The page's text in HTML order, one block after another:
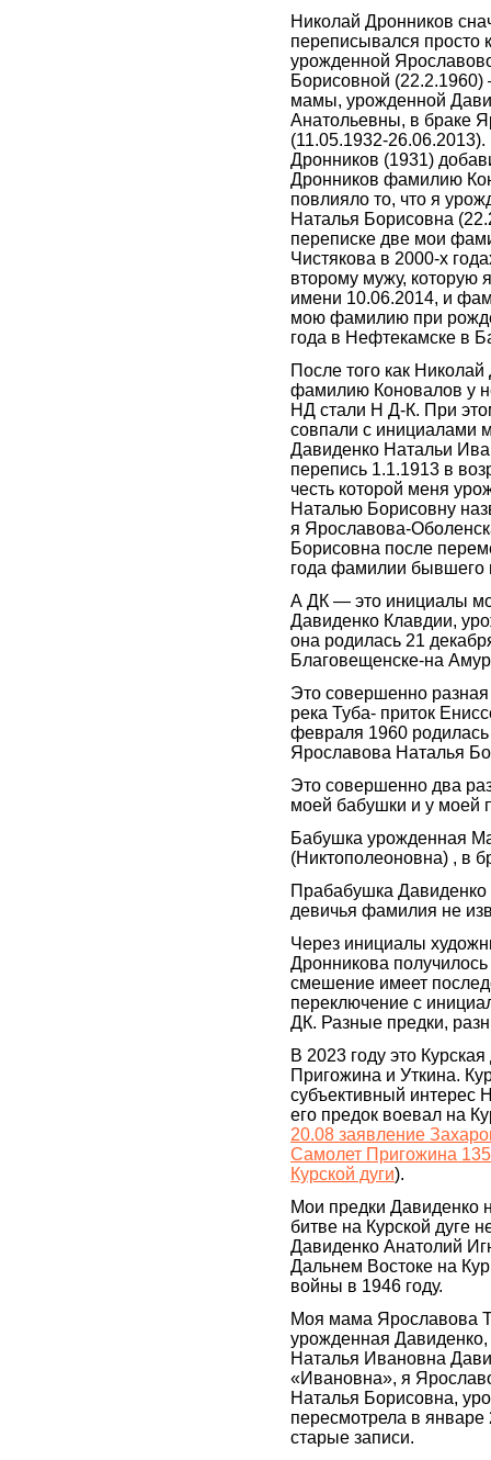
Николай Дронников
переписывался просто
урожденной
Борисовной
мамы, урожденной
Анатольевны, в браке
(11.05.1932-
Дронников (1931)
Дронников фамилию
повлияло то, что я
Наталья Борисовна
переписке две мои
Чистякова в 2000-х
второму мужу, которую
имени 10.06.2014, и
мою фамилию при
года в Нефтекамске в
После того как
фамилию Коновалов у
НД стали Н Д-К. При
совпали с инициалами
Давиденко Натальи
перепись 1.1.1913 в
честь которой меня
Наталью Борисовну
я Ярославова-
Борисовна после
года фамилии бывшего
А ДК — это инициалы
Давиденко Клавдии,
она родилась 21
Благовещенске-на
Это совершенно
река Туба- приток
февраля 1960
Ярославова Наталья
Это совершенно два
моей бабушки и у моей
Бабушка урожденная
(Никтополеоновна) , в
Прабабушка
девичья фамилия не
Через инициалы
Дронникова
смешение имеет
переключение с
ДК. Разные предки,
В 2023 году это Курская
Пригожина и Уткина.
субъективный интерес
его предок воевал на
20.08 заявление
Самолет Пригожина
Курской дуги).
Мои предки Давиденко
битве на Курской дуге
Давиденко Анатолий
Дальнем Востоке на
войны в 1946 году.
Моя мама Ярославова
урожденная
Наталья Ивановна
«Ивановна», я
Наталья Борисовна,
пересмотрела в
старые записи.